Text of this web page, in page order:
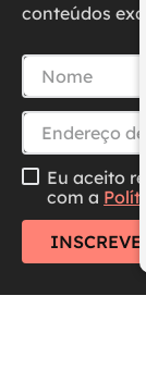
conteúdos
Eu aceito
com a